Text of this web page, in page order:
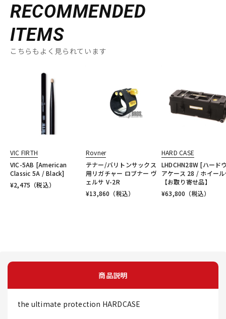
RECOMMENDED
ITEMS
こちらもよく見られています
VIC FIRTH
VIC-5AB [American
Classic 5A / Black]
¥2,475 （税込）
Rovner
テナー/バリトンサックス
用リガチャー ロブナー ヴ
ェルサ V-2R
¥13,860 （税込）
HARD CASE
LHDCHN28W [ハード
アケース 28 / ホイー
【お取り寄せ品】
¥63,800 （税込）
商品説明
the ultimate protection HARDCASE